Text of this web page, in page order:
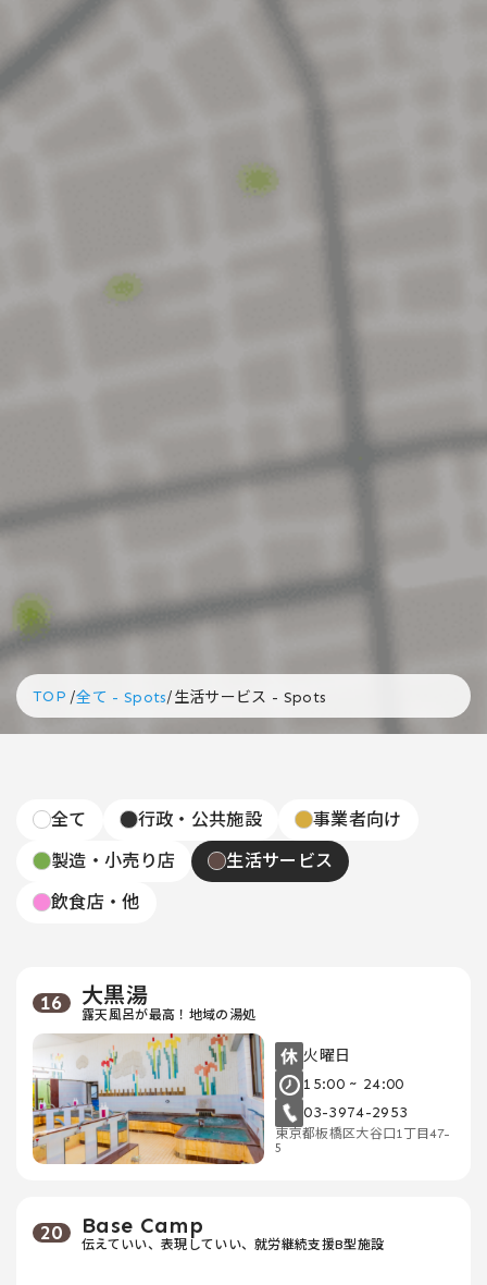
TOP /全て - Spots/生活サービス - Spots
全て 行政・公共施設
事業者向け
製造・小売り店
生活サービス
飲食店・他
16 大黒湯
露天風呂が最高！地域の湯処
火曜日
15:00 ~ 24:00
03-3974-2953
東京都板橋区大谷口1丁目47-
5
20 Base Camp
伝えていい、表現していい、就労継続支援B型施設